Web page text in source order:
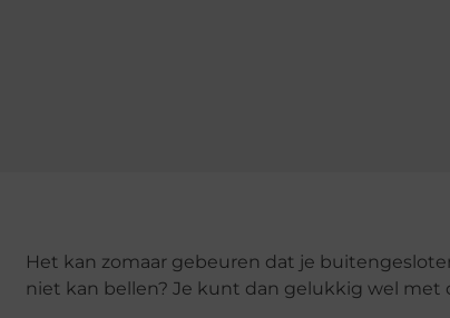
Het kan zomaar gebeuren dat je
niet kan bellen? Je kunt dan gelukkig wel